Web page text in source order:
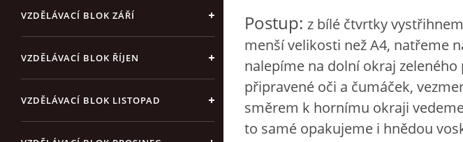
VZDĚLÁVACÍ BLOK ZÁŘÍ
VZDĚLÁVACÍ BLOK ŘÍJEN
VZDĚLÁVACÍ BLOK LISTOPAD
Postup: z bílé čtvrtky
menší velikosti než A4, natřeme
nalepíme na dolní okraj
připravené oči a čumáček,
směrem k hornímu okraji
to samé opakujeme i hnědou